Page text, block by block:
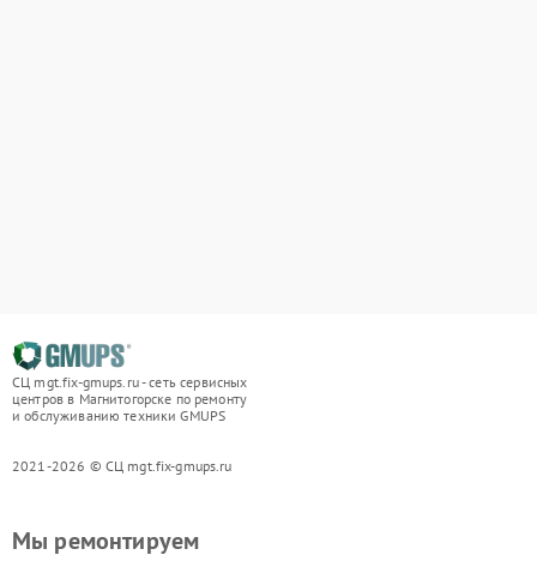
СЦ mgt.fix-gmups.ru - сеть сервисных
центров в Магнитогорске по ремонту
и обслуживанию техники GMUPS
2021-2026 © СЦ mgt.fix-gmups.ru
Мы ремонтируем